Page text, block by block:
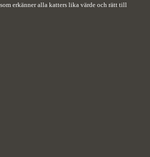
erkänner alla katters lika värde och rätt till